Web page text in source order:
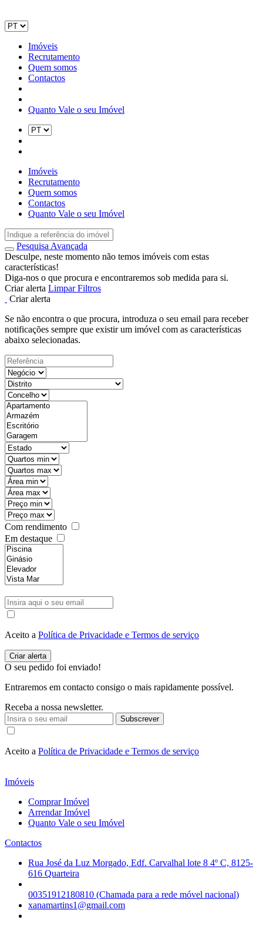
Imóveis
Recrutamento
Quem somos
Contactos
Quanto Vale o seu Imóvel
Imóveis
Recrutamento
Quem somos
Contactos
Quanto Vale o seu Imóvel
Pesquisa Avançada
Desculpe, neste momento não temos imóveis com estas
características!
Diga-nos o que procura e encontraremos sob medida para si.
Criar alerta Limpar Filtros
Criar alerta
Se não encontra o que procura, introduza o seu email para receber
notificações sempre que existir um imóvel com as características
abaixo selecionadas.
Com rendimento
Em destaque
Aceito a Política de Privacidade e Termos de serviço
O seu pedido foi enviado!
Entraremos em contacto consigo o mais rapidamente possível.
Receba a nossa newsletter.
Subscrever
Aceito a Política de Privacidade e Termos de serviço
Imóveis
Comprar Imóvel
Arrendar Imóvel
Quanto Vale o seu Imóvel
Contactos
Rua José da Luz Morgado, Edf. Carvalhal lote 8 4º C, 8125-
616 Quarteira
00351912180810 (Chamada para a rede móvel nacional)
xanamartins1@gmail.com